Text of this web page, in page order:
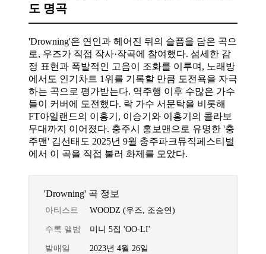
도 명곡
'Drowning'은 연인과 헤어진 뒤의 슬픔을 담은 곡으
로, 우즈가 직접 작사·작곡에 참여했다. 섬세한 감
정 표현과 폭발적인 고음이 조화를 이루며, 노래방
에서도 인기차트 1위를 기록할 만큼 도전욕을 자극
하는 곡으로 평가받는다. 역주행 이후 수많은 가수
들이 커버에 도전했다. 락 가수 서문탁을 비롯해
FT아일랜드의 이홍기, 이승기와 이홍기의 콜라보
무대까지 이어졌다. 충주시 홍보맨으로 유명한 '충
주맨' 김선태도 2025년 9월 충주파크뮤직페스티벌
에서 이 곡을 직접 불러 화제를 모았다.
'Drowning' 곡 정보
아티스트 WOODZ (우즈, 조승연)
수록 앨범 미니 5집 'OO-LI'
발매일 2023년 4월 26일